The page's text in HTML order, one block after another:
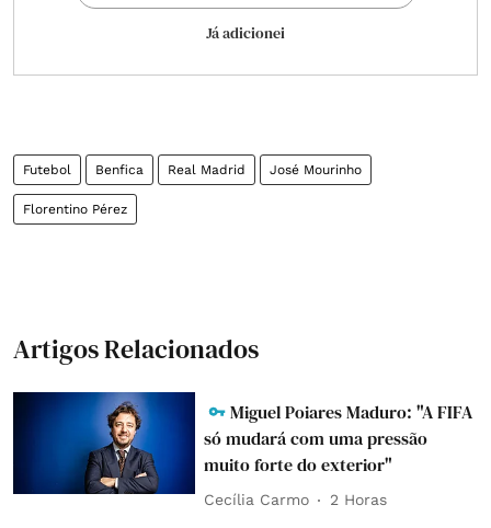
Já adicionei
Futebol Benfica Real Madrid José Mourinho
Florentino Pérez
Artigos Relacionados
Miguel Poiares Maduro: "A FIFA
só mudará com uma pressão
muito forte do exterior"
Cecília Carmo 2 Horas